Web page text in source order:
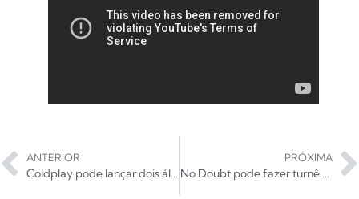
ANTERIOR
Coldplay pode lançar dois álbuns até 2020
PRÓXIMA
No Doubt pode fazer turnê comemorativa de Tragic Kingdom